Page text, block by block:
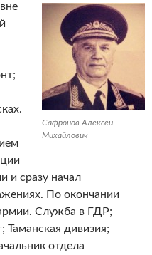
Сафронов Алексей
Михайлович
и сразу начал
По окончании
Служба в ГДР;
Таманская дивизия;
отдела